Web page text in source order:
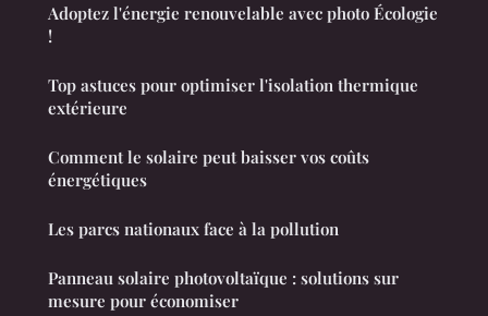
Adoptez l'énergie renouvelable avec photo Écologie
!
Top astuces pour optimiser l'isolation thermique
extérieure
Comment le solaire peut baisser vos coûts
énergétiques
Les parcs nationaux face à la pollution
Panneau solaire photovoltaïque : solutions sur
mesure pour économiser